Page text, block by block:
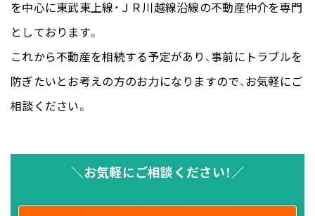
を中心に東武東上線・ＪＲ川越線沿線の不動産仲介を専門
としております。
これから不動産を相続する予定があり、事前にトラブルを
防ぎたいとお考えの方のお力になりますので、お気軽にご
相談ください。
＼お気軽にご相談ください！／